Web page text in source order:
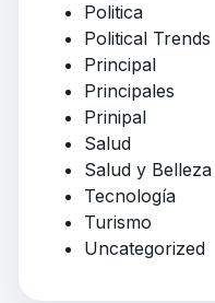
Politica
Political Trends
Principal
Principales
Prinipal
Salud
Salud y Belleza
Tecnología
Turismo
Uncategorized